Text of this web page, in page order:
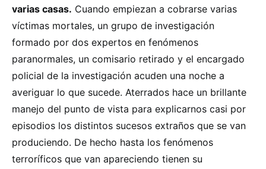
varias casas. Cuando empiezan a cobrarse varias
víctimas mortales, un grupo de investigación
formado por dos expertos en fenómenos
paranormales, un comisario retirado y el encargado
policial de la investigación acuden una noche a
averiguar lo que sucede. Aterrados hace un brillante
manejo del punto de vista para explicarnos casi por
episodios los distintos sucesos extraños que se van
produciendo. De hecho hasta los fenómenos
terroríficos que van apareciendo tienen su